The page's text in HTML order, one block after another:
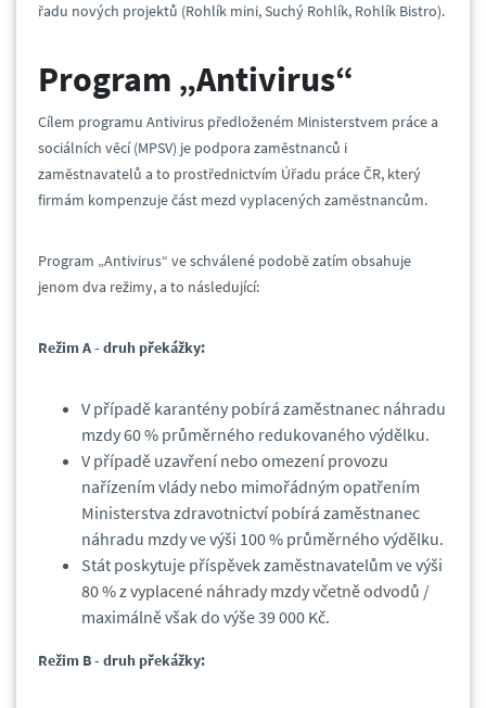
řadu nových projektů (Rohlík mini, Suchý Rohlík, Rohlík Bistro).
Program „Antivirus“
Cílem programu Antivirus předloženém Ministerstvem práce a
sociálních věcí (MPSV) je podpora zaměstnanců i
zaměstnavatelů a to prostřednictvím Úřadu práce ČR, který
firmám kompenzuje část mezd vyplacených zaměstnancům.
Program „Antivirus“ ve schválené podobě zatím obsahuje
jenom dva režimy, a to následující:
Režim A - druh překážky:
V případě karantény pobírá zaměstnanec náhradu
mzdy 60 % průměrného redukovaného výdělku.
V případě uzavření nebo omezení provozu
nařízením vlády nebo mimořádným opatřením
Ministerstva zdravotnictví pobírá zaměstnanec
náhradu mzdy ve výši 100 % průměrného výdělku.
Stát poskytuje příspěvek zaměstnavatelům ve výši
80 % z vyplacené náhrady mzdy včetně odvodů /
maximálně však do výše 39 000 Kč.
Režim B - druh překážky: